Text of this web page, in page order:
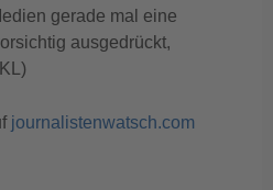
gerade mal eine
ausgedrückt,
journalistenwatsch.com